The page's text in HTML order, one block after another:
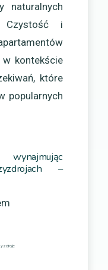
naturalnych
Czystość i
w kontekście
które
popularnych
–